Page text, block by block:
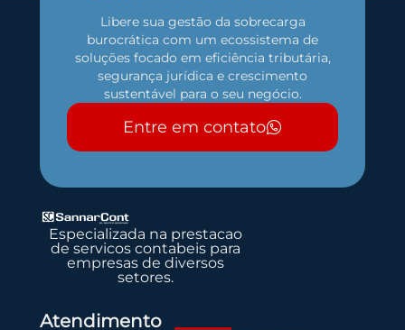
Libere sua gestão da sobrecarga
burocrática com um ecossistema de
soluções focado em eficiência tributária,
segurança jurídica e crescimento
sustentável para o seu negócio.
Entre em contato
Especializada na prestacao
de servicos contabeis para
empresas de diversos
setores.
Atendimento